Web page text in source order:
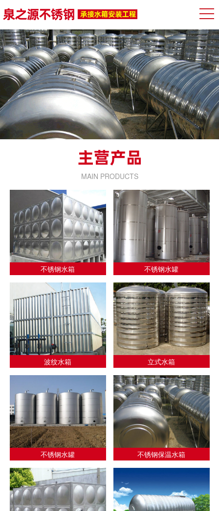
MAIN PRODUCTS
不锈钢水箱 不锈钢水罐
波纹水箱 立式水箱
不锈钢水罐 不锈钢保温水箱